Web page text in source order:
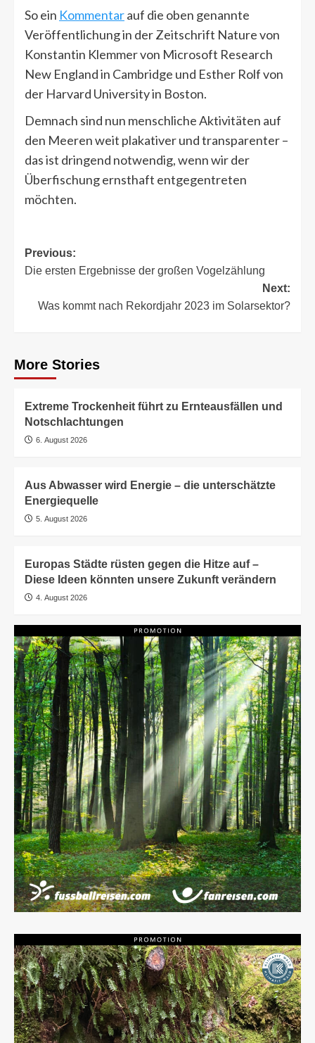
So ein Kommentarauf die oben genannte
Veröffentlichung in der Zeitschrift Nature von
Konstantin Klemmer von Microsoft Research
New England in Cambridge und Esther Rolf von
der Harvard University in Boston.
Demnach sind nun menschliche Aktivitäten auf
den Meeren weit plakativer und transparenter –
das ist dringend notwendig, wenn wir der
Überfischung ernsthaft entgegentreten
möchten.
Post
navigation
Previous:
Die ersten Ergebnisse der großen Vogelzählung
Next:
Was kommt nach Rekordjahr 2023 im Solarsektor?
More Stories
Extreme Trockenheit führt zu Ernteausfällen und
Notschlachtungen
6. August 2026
Aus Abwasser wird Energie – die unterschätzte
Energiequelle
5. August 2026
Europas Städte rüsten gegen die Hitze auf –
Diese Ideen könnten unsere Zukunft verändern
4. August 2026